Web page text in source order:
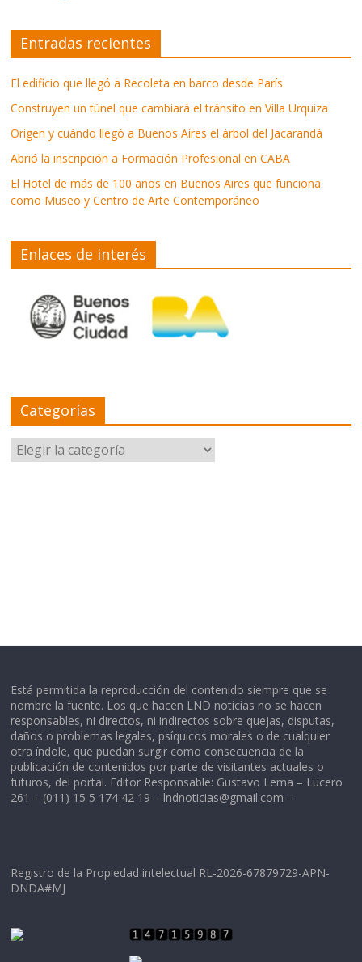
Entradas recientes
El edificio que llegó a Recoleta en barco desde París
Construyen un túnel que cambiará el tránsito en Villa Urquiza
Origen y cuándo llegó a Buenos Aires el árbol del Jacarandá
Abrió la inscripción a Formación Profesional en CABA
El Hotel de más de 100 años en Buenos Aires que funciona
como Museo y Centro de Arte Contemporáneo
Enlaces de interés
Categorías
Categorías
Está permitida la reproducción del contenido siempre que se
nombre la fuente. Los que hacen LND noticias no se hacen
responsables, ni directos, ni indirectos sobre quejas, disputas,
daños o problemas legales, psíquicos morales o de cualquier
otra índole, que puedan surgir como consecuencia de la
publicación de contenidos por parte de visitantes actuales o
futuros, del portal. Editor Responsable: Gustavo Lema – Lucero
261 – (011) 15 5 174 42 19 – lndnoticias@gmail.com –
Registro de la Propiedad intelectual RL-2026-67879729-APN-
DNDA#MJ